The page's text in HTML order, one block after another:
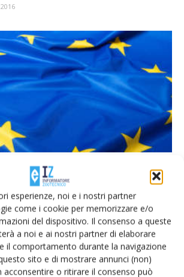
esperienze, noi e i nostri partner
come i cookie per memorizzare e/o
del dispositivo. Il consenso a queste
a noi e ai nostri partner di elaborare
il comportamento durante la navigazione
sito e di mostrare annunci (non)
acconsentire o ritirare il consenso può
risoluzione del Parlamento
obbligatoria
2016